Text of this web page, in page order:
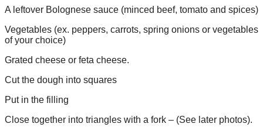
A leftover Bolognese sauce (minced beef, tomato and spices)
Vegetables (ex. peppers, carrots, spring onions or vegetables
of your choice)
Grated cheese or feta cheese.
Cut the dough into squares
Put in the filling
Close together into triangles with a fork – (See later photos).